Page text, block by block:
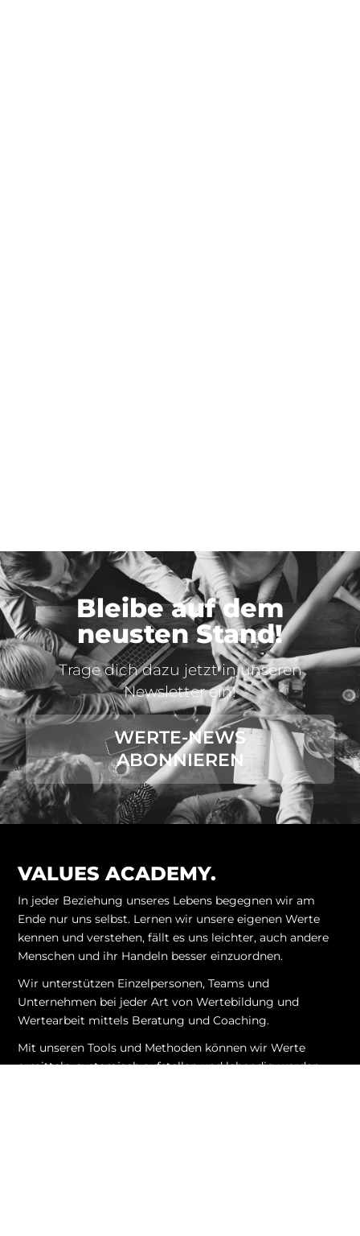
Bleibe auf dem
neusten Stand!
Trage dich dazu jetzt in unseren
Newsletter ein!
WERTE-NEWS
ABONNIEREN
VALUES ACADEMY.
In jeder Beziehung unseres Lebens begegnen wir am
Ende nur uns selbst. Lernen wir unsere eigenen Werte
kennen und verstehen, fällt es uns leichter, auch andere
Menschen und ihr Handeln besser einzuordnen.
Wir unterstützen Einzelpersonen, Teams und
Unternehmen bei jeder Art von Wertebildung und
Wertearbeit mittels Beratung und Coaching.
Mit unseren Tools und Methoden können wir Werte
ermitteln, systemisch aufstellen und lebendig werden